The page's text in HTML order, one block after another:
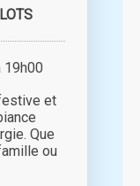
et
Que
ou